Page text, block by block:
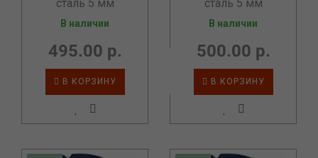
сталь 5 мм
В наличии
495.00 р.
В КОРЗИНУ
сталь 5 мм
В наличии
500.00 р.
В КОРЗИНУ